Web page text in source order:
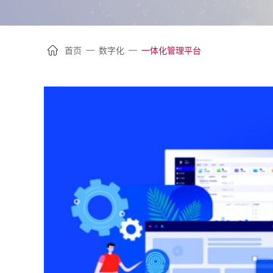
首页 — 数字化 — 一体化管理平台